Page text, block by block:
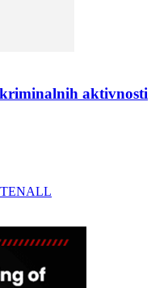
aktivnosti